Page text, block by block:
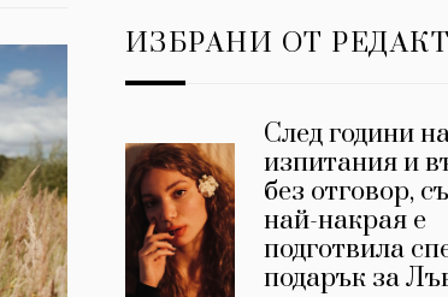
ИЗБРАНИ ОТ
След години
изпитания и
без отговор,
най-накрая е
подготвила
подарък за